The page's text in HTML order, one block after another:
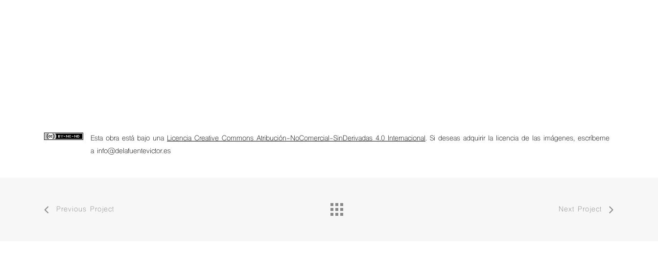
Esta obra está bajo una Licencia Creative Commons Atribución-NoComercial-SinDerivadas 4.0 Internacional. Si deseas adquirir la licencia de las imágenes, escríbeme
a info@delafuentevictor.es
Previous Project Next Project